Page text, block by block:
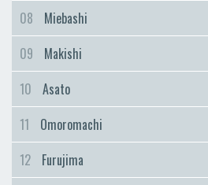
Naha City
Gibo
08
Miebashi
09
Makishi
10
Asato
11
Omoromachi
12
Furujima